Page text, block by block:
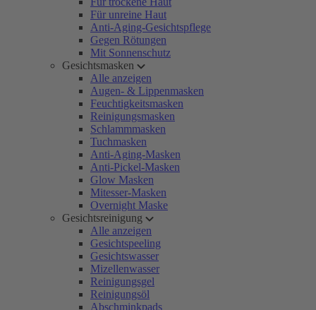
Für unreine Haut
Anti-Aging-Gesichtspflege
Gegen Rötungen
Mit Sonnenschutz
Gesichtsmasken
Alle anzeigen
Augen- & Lippenmasken
Feuchtigkeitsmasken
Reinigungsmasken
Schlammmasken
Tuchmasken
Anti-Aging-Masken
Anti-Pickel-Masken
Glow Masken
Mitesser-Masken
Overnight Maske
Gesichtsreinigung
Alle anzeigen
Gesichtspeeling
Gesichtswasser
Mizellenwasser
Reinigungsgel
Reinigungsöl
Abschminkpads